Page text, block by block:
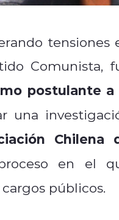
tensiones
Comunista,
postulante a
una
Chilena
en el
públicos.